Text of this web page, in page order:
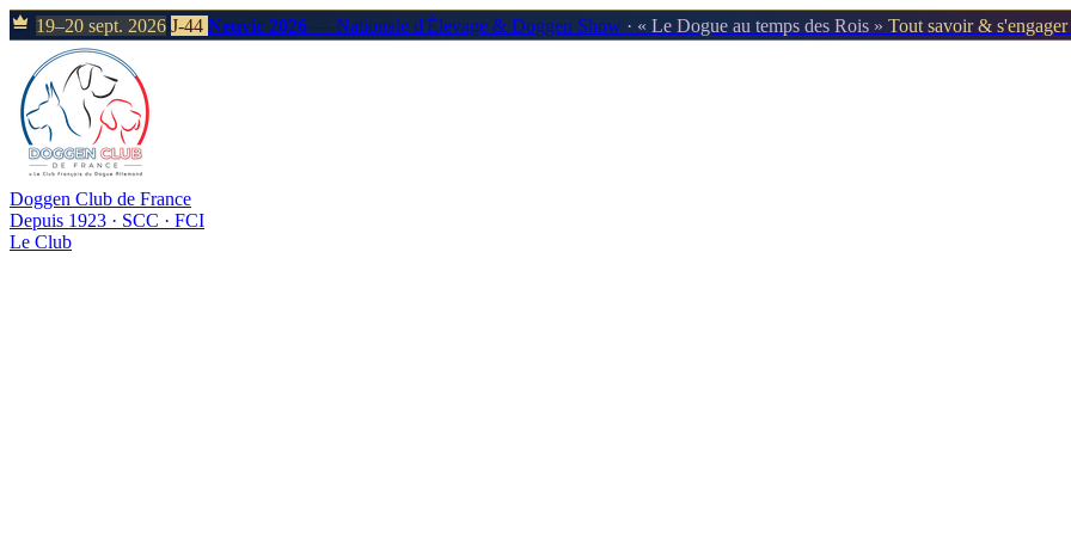
19–20 sept. 2026 J-44 Neuvic 2026 — Nationale d'Élevage & Doggen Show · « Le Dogue au temps des Rois » Tout savoir &
Doggen Club de France
Depuis 1923 · SCC · FCI
Le Club